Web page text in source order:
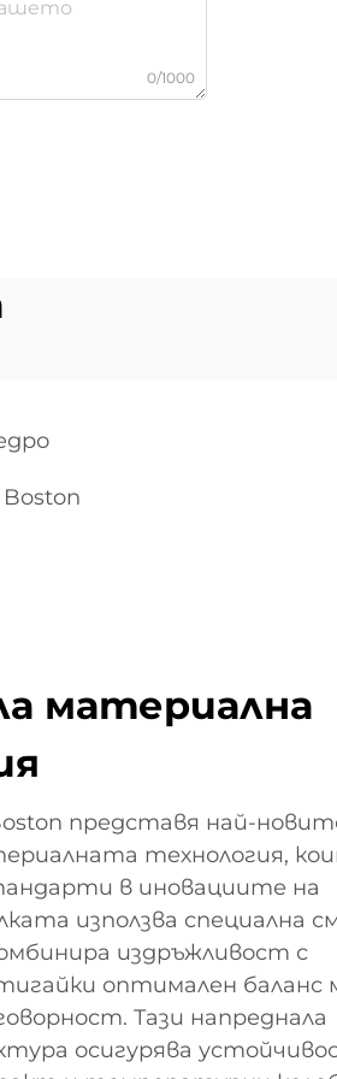
0/1000
материална
представя най-
технология,
в иновациите на
използва специална
издръжливост с
оптимален баланс
Тази напреднала
осигурява